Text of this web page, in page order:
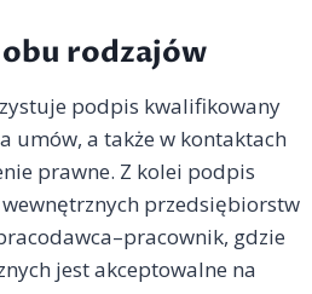
rodzajów
podpis kwalifikowany
umów, a także w kontaktach
prawne. Z kolei podpis
przedsiębiorstw
gdzie
jest akceptowalne na